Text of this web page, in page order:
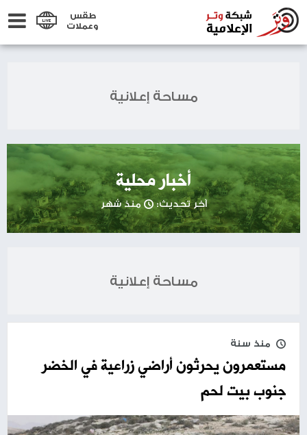
طقس
وعملات
مساحة إعلانية
أخبار محلية
آخر تحديث: منذ شهر
مساحة إعلانية
منذ سنة
مستعمرون يحرثون أراضي زراعية في الخضر
جنوب بيت لحم